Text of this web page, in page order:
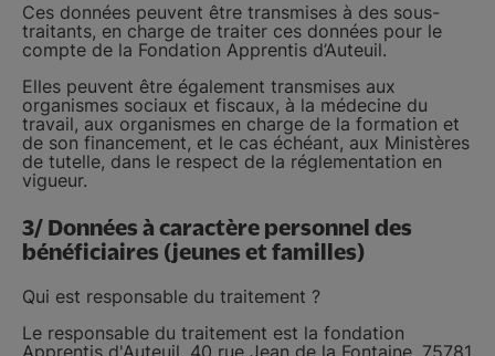
Ces données peuvent être transmises à des sous-
traitants, en charge de traiter ces données pour le
compte de la Fondation Apprentis d’Auteuil.
Elles peuvent être également transmises aux
organismes sociaux et fiscaux, à la médecine du
travail, aux organismes en charge de la formation et
de son financement, et le cas échéant, aux Ministères
de tutelle, dans le respect de la réglementation en
vigueur.
3/ Données à caractère personnel des
bénéficiaires (jeunes et familles)
Qui est responsable du traitement ?
Le responsable du traitement est la fondation